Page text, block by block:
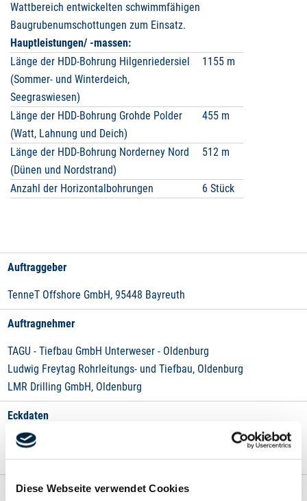
Diese Webseite verwendet Cookies
Wattbereich entwickelten schwimmfähigen
Baugrubenumschottungen zum Einsatz.
Hauptleistungen/ -massen:
Länge der HDD-Bohrung Hilgenriedersiel
(Sommer- und Winterdeich,
Seegraswiesen)
1155 m
Länge der HDD-Bohrung Grohde Polder
(Watt, Lahnung und Deich)
455 m
Länge der HDD-Bohrung Norderney Nord
(Dünen und Nordstrand)
512 m
Anzahl der Horizontalbohrungen 6 Stück
Auftraggeber
TenneT Offshore GmbH, 95448 Bayreuth
Auftragnehmer
TAGU - Tiefbau GmbH Unterweser - Oldenburg
Ludwig Freytag Rohrleitungs- und Tiefbau, Oldenburg
LMR Drilling GmbH, Oldenburg
Eckdaten
Vorbereitung für den Netzanschluss der Offshore Windparks vor
Borkum durch den Nationalpark Wattenmeer.